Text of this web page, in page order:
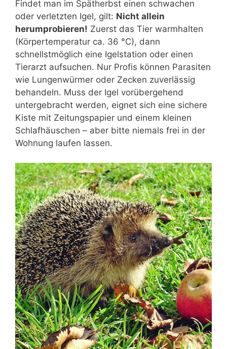
Findet man im Spätherbst einen schwachen
oder verletzten Igel, gilt: Nicht allein
herumprobieren! Zuerst das Tier warmhalten
(Körpertemperatur ca. 36 °C), dann
schnellstmöglich eine Igelstation oder einen
Tierarzt aufsuchen. Nur Profis können Parasiten
wie Lungenwürmer oder Zecken zuverlässig
behandeln. Muss der Igel vorübergehend
untergebracht werden, eignet sich eine sichere
Kiste mit Zeitungspapier und einem kleinen
Schlafhäuschen – aber bitte niemals frei in der
Wohnung laufen lassen.